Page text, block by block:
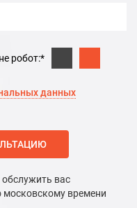
робот:*
данных
вас
московскому времени